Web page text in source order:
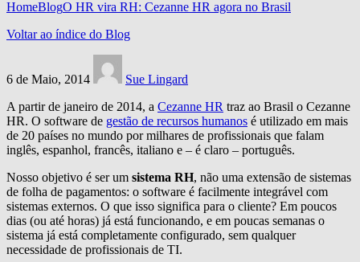
HomeBlogO HR vira RH: Cezanne HR agora no Brasil
Voltar ao índice do Blog
6 de Maio, 2014
Sue Lingard
A partir de janeiro de 2014, a Cezanne HR traz ao Brasil o Cezanne
HR. O software de gestão de recursos humanos é utilizado em mais
de 20 países no mundo por milhares de profissionais que falam
inglês, espanhol, francês, italiano e – é claro – português.
Nosso objetivo é ser um sistema RH, não uma extensão de sistemas
de folha de pagamentos: o software é facilmente integrável com
sistemas externos. O que isso significa para o cliente? Em poucos
dias (ou até horas) já está funcionando, e em poucas semanas o
sistema já está completamente configurado, sem qualquer
necessidade de profissionais de TI.